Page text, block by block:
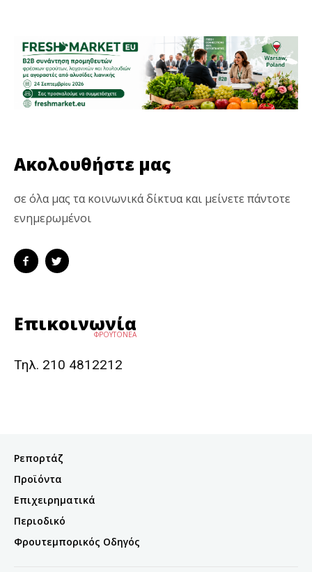
Ακολουθήστε μας
σε όλα μας τα κοινωνικά δίκτυα και μείνετε πάντοτε
ενημερωμένοι
Επικοινωνία
ΦΡΟΥΤΟΝΕΑ
Τηλ. 210 4812212
Ρεπορτάζ
Προϊόντα
Επιχειρηματικά
Περιοδικό
Φρουτεμπορικός Οδηγός